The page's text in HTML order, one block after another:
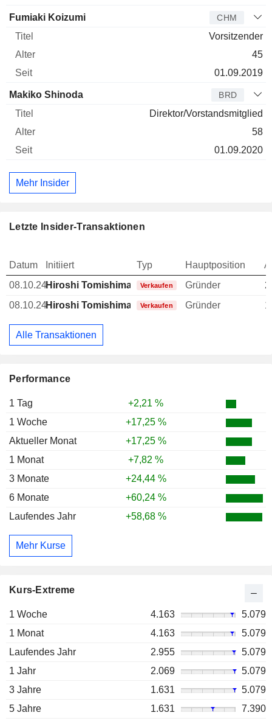
Performance
1 Tag
+2,21 %
1 Woche
+17,25 %
Aktueller Monat
+17,25 %
1 Monat
+7,82 %
3 Monate
+24,44 %
6 Monate
+60,24 %
Laufendes Jahr
+58,68 %
Mehr Kurse
Kurs-Extreme
1 Woche 4.163
5.079
1 Monat
4.163
5.079
Laufendes Jahr
2.955
5.079
1 Jahr
2.069
5.079
3 Jahre
1.631
5.079
5 Jahre
1.631
7.390
Fumiaki Koizumi CHM
Vorsitzender
45
01.09.2019
Makiko Shinoda BRD
Direktor/Vorstandsmitglied
58
01.09.2020
Mehr Insider
Letzte Insider-Transaktionen
Datum Initiiert Typ Hauptposition
08.10.24Hiroshi Tomishima Verkaufen Gründer
08.10.24Hiroshi Tomishima Verkaufen Gründer
Alle Transaktionen